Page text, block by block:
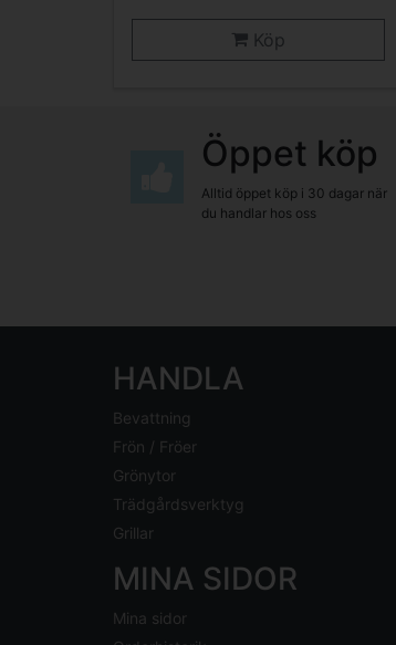
Köp
Öppet köp
Alltid öppet köp i 30 dagar när
du handlar hos oss
HANDLA
Bevattning
Frön / Fröer
Grönytor
Trädgårdsverktyg
Grillar
MINA SIDOR
Mina sidor